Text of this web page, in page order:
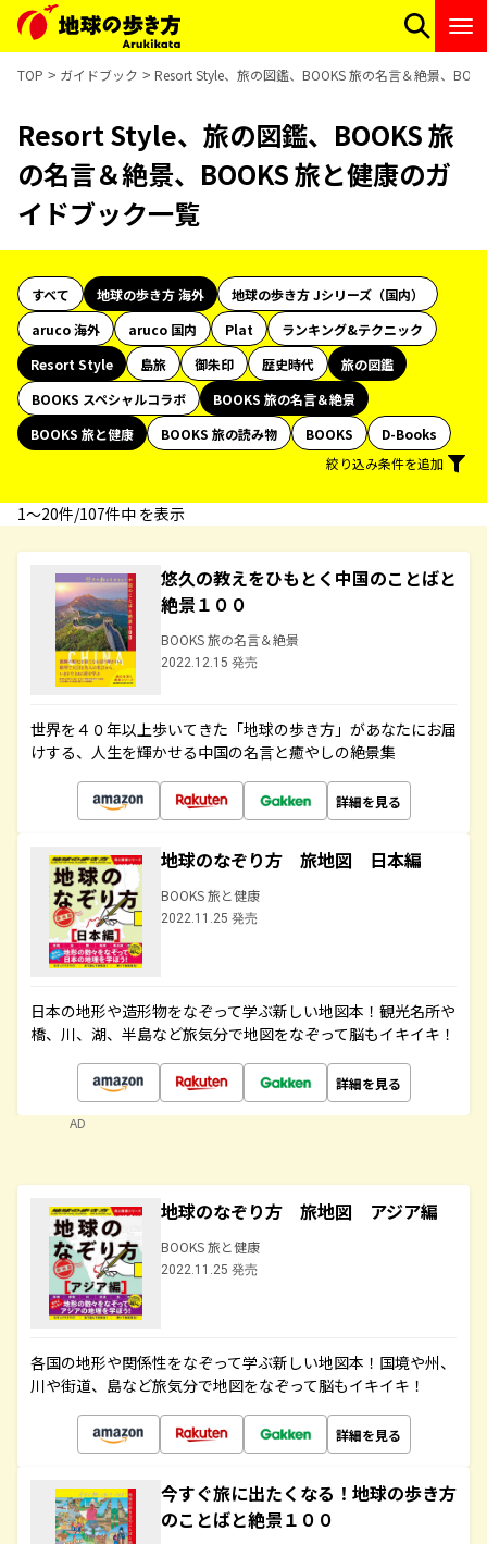
TOP ガイドブック Resort Style、旅の図鑑、BOOKS 旅の名言＆絶景、
Resort Style、旅の図鑑、BOOKS 旅
の名言＆絶景、BOOKS 旅と健康のガ
イドブック一覧
すべて 地球の歩き方 海外
地球の歩き方 Jシリーズ（国内）
aruco 海外
aruco 国内 Plat
ランキング&テクニック
Resort Style
島旅 御朱印 歴史時代
旅の図鑑
BOOKS スペシャルコラボ
BOOKS 旅の名言＆絶景
BOOKS 旅と健康
BOOKS 旅の読み物 BOOKS
D-Books
絞り込み条件を追加
1〜20件/107件中 を表示
悠久の教えをひもとく中国のことばと
絶景１００
BOOKS 旅の名言＆絶景
2022.12.15 発売
世界を４０年以上歩いてきた「地球の歩き方」があなたにお届
けする、人生を輝かせる中国の名言と癒やしの絶景集
詳細を見る
地球のなぞり方 旅地図 日本編
BOOKS 旅と健康
2022.11.25 発売
日本の地形や造形物をなぞって学ぶ新しい地図本！観光名所や
橋、川、湖、半島など旅気分で地図をなぞって脳もイキイキ！
詳細を見る
AD
地球のなぞり方 旅地図 アジア編
BOOKS 旅と健康
2022.11.25 発売
各国の地形や関係性をなぞって学ぶ新しい地図本！国境や州、
川や街道、島など旅気分で地図をなぞって脳もイキイキ！
詳細を見る
今すぐ旅に出たくなる！地球の歩き方
のことばと絶景１００